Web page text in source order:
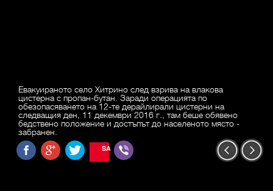
Евакуираното село Хитрино след взрива на влакова
цистерна с пропан-бутан. Заради операцията по
обезопасяването на 12-те дерайлирали цистерни на
следващия ден, 11 декември 2016 г., там беше обявено
бедствено положение и достъпът до населеното място -
забранен.
SAVE